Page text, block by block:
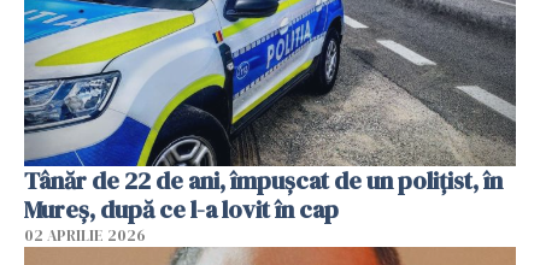
Tânăr de 22 de ani, împușcat de un polițist, în
Mureș, după ce l-a lovit în cap
02 APRILIE 2026